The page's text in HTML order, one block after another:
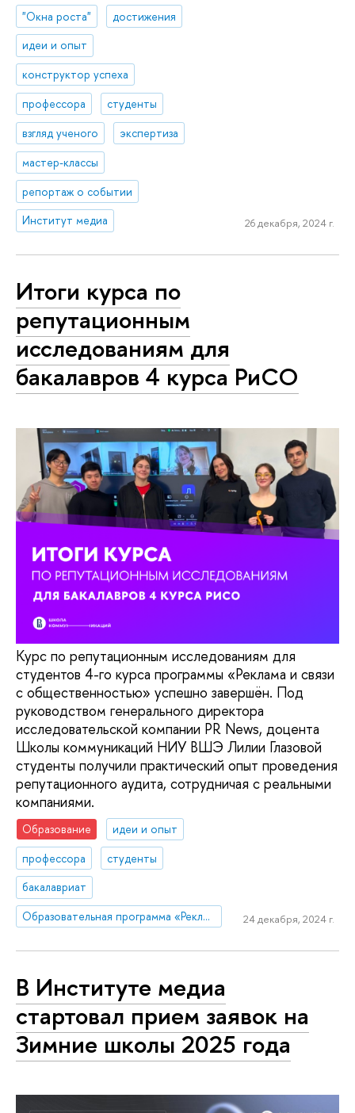
"Окна роста"
достижения
идеи и опыт
конструктор успеха
профессора
студенты
взгляд ученого
экспертиза
мастер-классы
репортаж о событии
Институт медиа
26 декабря, 2024 г.
Итоги курса по
репутационным
исследованиям для
бакалавров 4 курса РиСО
Курс по репутационным исследованиям для
студентов 4-го курса программы «Реклама и связи
с общественностью» успешно завершён. Под
руководством генерального директора
исследовательской компании PR News, доцента
Школы коммуникаций НИУ ВШЭ Лилии Глазовой
студенты получили практический опыт проведения
репутационного аудита, сотрудничая с реальными
компаниями.
Образование
идеи и опыт
профессора
студенты
бакалавриат
Образовательная программа «Реклама и связи с общественностью»
24 декабря, 2024 г.
В Институте медиа
стартовал прием заявок на
Зимние школы 2025 года